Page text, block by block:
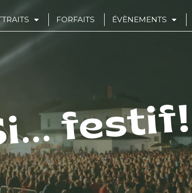
FORFAITS ÉVÈNEMENTS
festif!